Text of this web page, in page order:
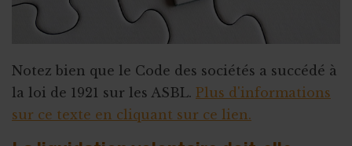
Notez bien que le Code des sociétés a succédé à
la loi de 1921 sur les ASBL. Plus d'informations
sur ce texte en cliquant sur ce lien.